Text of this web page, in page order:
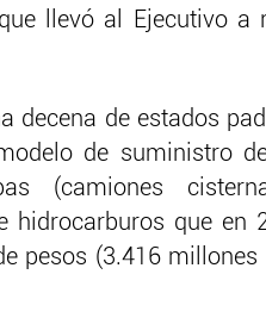
llevó al Ejecutivo a
decena de estados
de suministro
(camiones
hidrocarburos que en
pesos (3.416